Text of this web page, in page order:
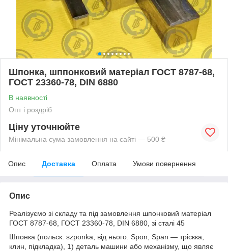
Шпонка, шппонковий матеріал ГОСТ 8787-68,
ГОСТ 23360-78, DIN 6880
В наявності
Опт і роздріб
Ціну уточнюйте
Мінімальна сума замовлення на сайті — 500 ₴
Опис Доставка Оплата Умови повернення
Опис
Реалізуємо зі складу та під замовлення шпонковий матеріал
ГОСТ 8787-68, ГОСТ 23360-78, DIN 6880, зі сталі 45
Шпонка (польск. szponka, від нього. Spon, Span — тріскка,
клин, підкладка), 1) деталь машини або механізму, що являє